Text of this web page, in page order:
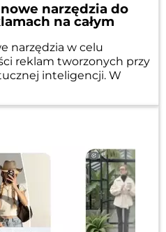
narzędzia do
na całym
narzędzia w celu
reklam tworzonych przy
inteligencji. W